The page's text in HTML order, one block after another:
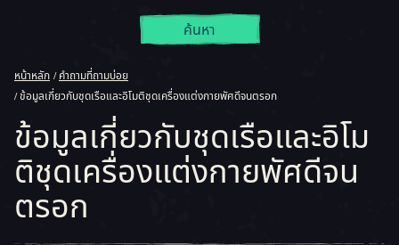
ค้นหา
หน้าหลัก
คำถามที่ถามบ่อย
ข้อมูลเกี่ยวกับชุดเรือและอิโมติชุดเครื่องแต่งกายพัศดีจนตรอก
ข้อมูลเกี่ยวกับชุดเรือและอิโม
ติชุดเครื่องแต่งกายพัศดีจน
ตรอก